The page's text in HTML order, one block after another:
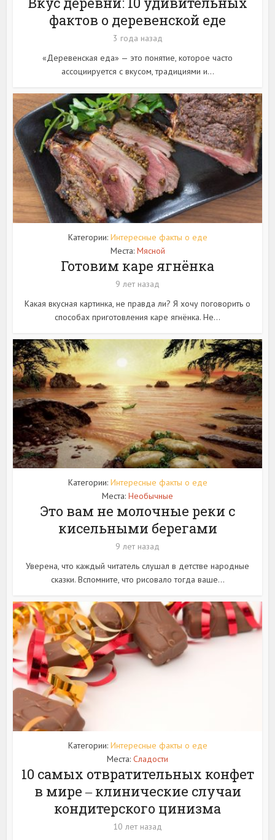
фактов о деревенской еде
3 года назад
«Деревенская еда» — это понятие, которое часто
ассоциируется с вкусом, традициями и...
Категории: Интересные факты о еде
Места: Мясной
Готовим каре ягнёнка
9 лет назад
Какая вкусная картинка, не правда ли? Я хочу поговорить о
способах приготовления каре ягнёнка. Не...
Категории: Интересные факты о еде
Места: Необычные
Это вам не молочные реки с
кисельными берегами
9 лет назад
Уверена, что каждый читатель слушал в детстве народные
сказки. Вспомните, что рисовало тогда ваше...
Категории: Интересные факты о еде
Места: Сладости
10 самых отвратительных конфет
в мире ‒ клинические случаи
кондитерского цинизма
10 лет назад